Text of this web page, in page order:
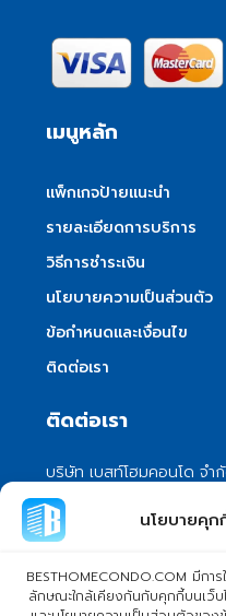
นโยบายคุ
BESTHOMECONDO.COM มีกา
ลักษณะใกล้เคียงกันกับคุกกี้บนเว็บ
เมนูหลัก
แพ็กเกจป้ายแนะนำ
รายละเอียดการบริการ
วิธีการชำระเงิน
นโยบายความเป็นส่วนตัว
ข้อกำหนดและเงื่อนไข
ติดต่อเรา
ติดต่อเรา
บริษัท เบสท์โฮมคอนโด จำ
101/399 หมู่ 7 แขวง
กรุงเทพมหานคร 10530